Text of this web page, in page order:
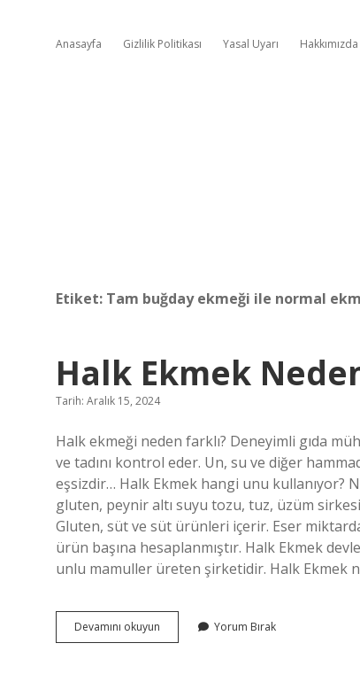
Anasayfa Gizlilik Politikası Yasal Uyarı Hakkımızda
Etiket: Tam buğday ekmeği ile normal
Halk Ekmek
Tarih: Aralık 15, 2024
Halk ekmeği neden farklı? Deneyimli gıda
ve tadını kontrol eder. Un, su ve diğer
eşsizdir… Halk Ekmek hangi unu kullanıyor?
gluten, peynir altı suyu tozu, tuz, üzüm
Gluten, süt ve süt ürünleri içerir. Eser
ürün başına hesaplanmıştır. Halk Ekmek
unlu mamuller üreten şirketidir. Halk Ekmek
Devamını okuyun
Ekmek
Yorum Bırak